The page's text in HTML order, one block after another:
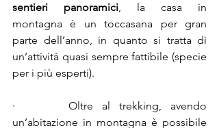
sentieri panoramici, la casa in
montagna è un toccasana per gran
parte dell’anno, in quanto si tratta di
un’attività quasi sempre fattibile (specie
per i più esperti).
·      Oltre al trekking, avendo
un’abitazione in montagna è possibile